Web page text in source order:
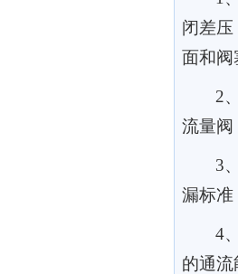
闭差
面和阀
2、
流量阀
3、
漏标准
4、
的通流